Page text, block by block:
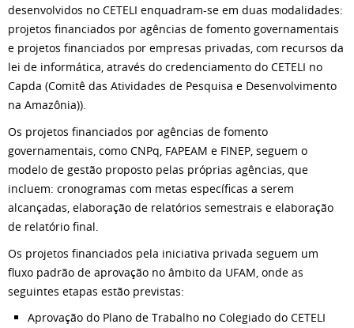
desenvolvidos no CETELI enquadram-se em duas modalidades:
projetos financiados por agências de fomento governamentais
e projetos financiados por empresas privadas, com recursos da
lei de informática, através do credenciamento do CETELI no
Capda (Comitê das Atividades de Pesquisa e Desenvolvimento
na Amazônia)).
Os projetos financiados por agências de fomento
governamentais, como CNPq, FAPEAM e FINEP, seguem o
modelo de gestão proposto pelas próprias agências, que
incluem: cronogramas com metas específicas a serem
alcançadas, elaboração de relatórios semestrais e elaboração
de relatório final.
Os projetos financiados pela iniciativa privada seguem um
fluxo padrão de aprovação no âmbito da UFAM, onde as
seguintes etapas estão previstas:
Aprovação do Plano de Trabalho no Colegiado do CETELI